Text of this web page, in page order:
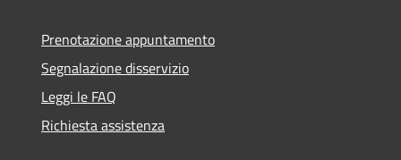
Prenotazione appuntamento
Segnalazione disservizio
Leggi le FAQ
Richiesta assistenza